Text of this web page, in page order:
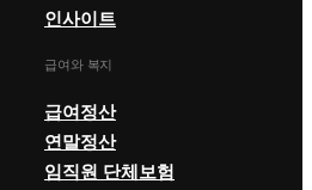
인사이트
급여와 복지
급여정산
연말정산
임직원 단체보험